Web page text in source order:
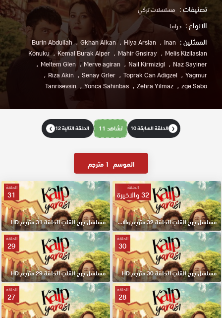
تصنيفات : مسلسلات تركي
الانواع : دراما
الممثلين : Burin Abdullah Gkhan Alkan Hlya Arslan
Inan
Konuku
Kemal Burak Alper Mahir Gnsiray
Melis Kizilaslan
Meltem Glen
Merve agiran Nail Kirmizigl
Naz Sayiner
Riza Akin
Senay Grler Toprak Can Adigzel
Yagmur
Tanrisevsin
Yonca Sahinbas Zehra Yilmaz zge Sabo
❮ الحلقة السابقة 10 تشاهد 11 الحلقة التالية 12 ❯
الموسم 1 مترجم
الحلقة
32 والاخيرة
مسلسل جرح القلب الحلقة 32 مترجم والاخيرة
الحلقة
31
مسلسل جرح القلب الحلقة 31 مترجم HD
الحلقة
30
مسلسل جرح القلب الحلقة 30 مترجم HD
الحلقة
29
مسلسل جرح القلب الحلقة 29 مترجم HD
الحلقة
28
الحلقة
27